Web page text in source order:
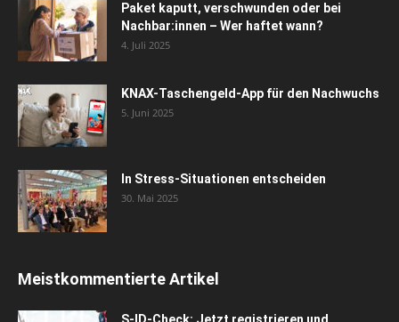
Paket kaputt, verschwunden oder bei
Nachbar:innen – Wer haftet wann?
4. Juli 2025
KNAX-Taschengeld-App für den Nachwuchs
5. Juni 2025
In Stress-Situationen entscheiden
30. Mai 2025
Meistkommentierte Artikel